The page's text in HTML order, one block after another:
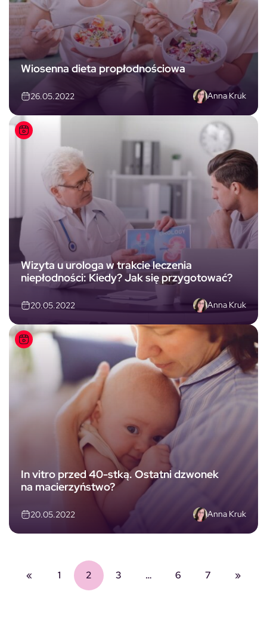
Wiosenna dieta propłodnościowa
26.05.2022 Anna Kruk
Wizyta u urologa w trakcie leczenia
niepłodności: Kiedy? Jak się przygotować?
20.05.2022 Anna Kruk
In vitro przed 40-stką. Ostatni dzwonek
na macierzyństwo?
20.05.2022 Anna Kruk
« 1 2 3 … 6 7 »